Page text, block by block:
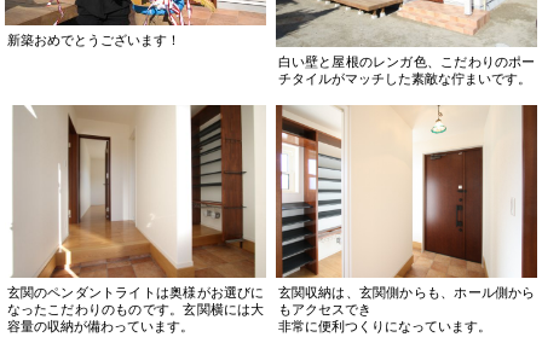
新築おめでとうございます！
白い壁と屋根のレンガ色、こだわりのポー
チタイルがマッチした素敵な佇まいです。
玄関のペンダントライトは奥様がお選びに
なったこだわりのものです。玄関横には大
容量の収納が備わっています。
玄関収納は、玄関側からも、ホール側から
もアクセスでき
非常に便利つくりになっています。